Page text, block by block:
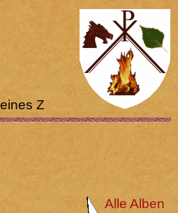
Zeltlager
Alle Alben